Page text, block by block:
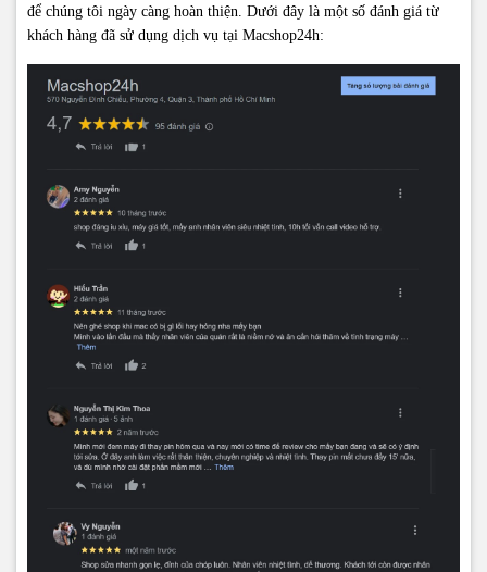
để chúng tôi ngày càng hoàn thiện. Dưới đây là một số đánh giá từ
khách hàng đã sử dụng dịch vụ tại Macshop24h: